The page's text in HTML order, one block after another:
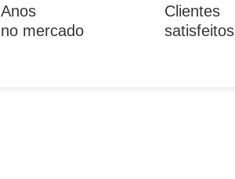
Anos
no mercado
Clientes
satisfeitos